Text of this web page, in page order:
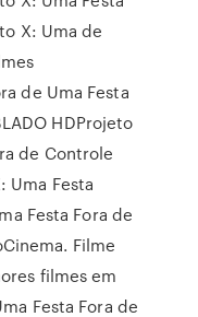
X: Uma de
de Uma Festa
HDProjeto
de Controle
Uma Festa
Festa Fora de
Filme
filmes em
Festa Fora de